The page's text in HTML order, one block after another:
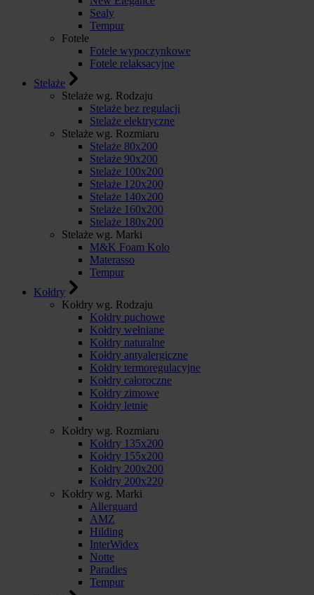
Sealy
Tempur
Fotele
Fotele wypoczynkowe
Fotele relaksacyjne
Stelaże
Stelaże wg. Rodzaju
Stelaże bez regulacji
Stelaże elektryczne
Stelaże wg. Rozmiaru
Stelaże 80x200
Stelaże 90x200
Stelaże 100x200
Stelaże 120x200
Stelaże 140x200
Stelaże 160x200
Stelaże 180x200
Stelaże wg. Marki
M&K Foam Kolo
Materasso
Tempur
Kołdry
Kołdry wg. Rodzaju
Kołdry puchowe
Kołdry wełniane
Kołdry naturalne
Kołdry antyalergiczne
Kołdry termoregulacyjne
Kołdry całoroczne
Kołdry zimowe
Kołdry letnie
Kołdry wg. Rozmiaru
Kołdry 135x200
Kołdry 155x200
Kołdry 200x200
Kołdry 200x220
Kołdry wg. Marki
Allerguard
AMZ
Hilding
InterWidex
Notte
Paradies
Tempur